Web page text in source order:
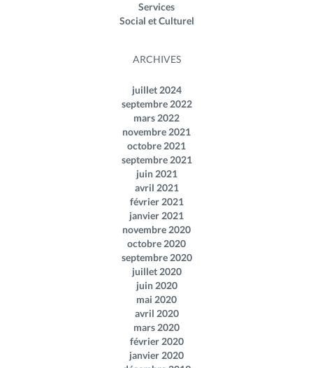
Services
Social et Culturel
ARCHIVES
juillet 2024
septembre 2022
mars 2022
novembre 2021
octobre 2021
septembre 2021
juin 2021
avril 2021
février 2021
janvier 2021
novembre 2020
octobre 2020
septembre 2020
juillet 2020
juin 2020
mai 2020
avril 2020
mars 2020
février 2020
janvier 2020